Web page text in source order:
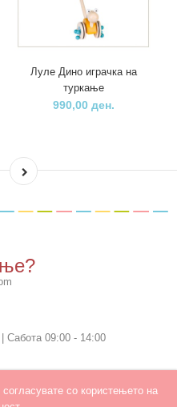
со користењето на
Луле Дино играчка на
туркање
990,00 ден.
Сабота 09:00 - 14:00